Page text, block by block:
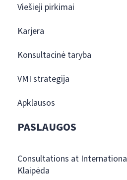
Viešieji pirkimai
Karjera
Konsultacinė taryba
VMI strategija
Apklausos
PASLAUGOS
Consultations at
Klaipėda